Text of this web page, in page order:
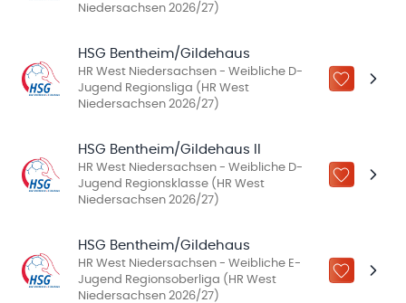
Niedersachsen 2026/27)
HSG Bentheim/Gildehaus
HR West Niedersachsen - Weibliche D-
Jugend Regionsliga (HR West
Niedersachsen 2026/27)
ZU „MEINE
HSG Bentheim/Gildehaus II
HR West Niedersachsen - Weibliche D-
Jugend Regionsklasse (HR West
Niedersachsen 2026/27)
ZU „MEINE
HSG Bentheim/Gildehaus
HR West Niedersachsen - Weibliche E-
Jugend Regionsoberliga (HR West
Niedersachsen 2026/27)
ZU „MEINE